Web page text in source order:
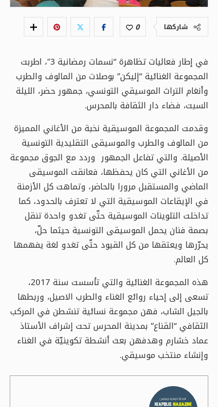
شاركها 0
في إطار فعاليات تظاهرة “نسمات رمضانية 3″، اطربت
المجموعة الغنائية “إليكن” بوصلات من المالوف والطرب
وأنغام التراث الموسيقي التونسي، جمهور حضر، الليلة
السبت، فضاء دار الثقافة بالمحرس.
وقدمت المجموعة الموسيقية نخبة من الأغاني المميزة
من المالوف والطرب والموسيقى التقليدية التونسية
الأصيلة. والتي تفاعل الجمهور وردد مع الجوق مجموعة
من الأغاني التي كان يحفظها، فعانقت الموسيقى
الماضي والمستقبل مرورا بالحاضر، وتماهت كل الأزمنة
في الإيقاعات الموسيقية التي لا تعترف بالحدود، كما
تداخلت التلوينات الموسيقية حتّى تغدو واحدة تنقل
بصمة فنان يحمل الموسيقى التونسية حيثما حلّ،
يحرّرها ويعتقها من كل القيود حتّى تغدو لغة يفهمها
كل العالم.
هذه المجموعة الغنائية والتي تأسست سنة 2017،
تسعى إلى إحياء روائع الغناء والطرب الاصيل، وربطها
بالجيل الشاب، فهن مجموعة نسائية تنشطن في المركب
الثقافي “القناع” بمدينة المحرس تحت إشراف الأستاذ
عماد خشارم وهدفهن بعث أنشطة تكوينيّة في الغناء
وإنشاء منتخب موسيقي.